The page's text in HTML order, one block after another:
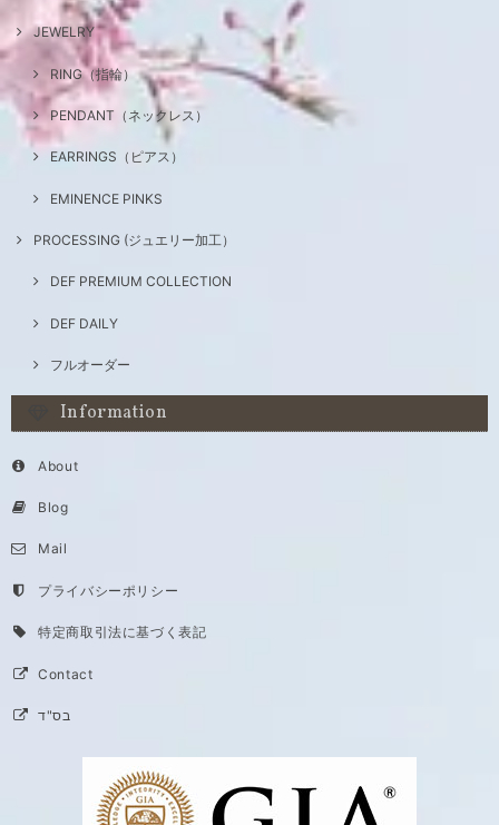
JEWELRY
RING（指輪）
PENDANT（ネックレス）
EARRINGS（ピアス）
EMINENCE PINKS
PROCESSING (ジュエリー加工）
DEF PREMIUM COLLECTION
DEF DAILY
フルオーダー
Information
About
Blog
Mail
プライバシーポリシー
特定商取引法に基づく表記
Contact
בס"ד